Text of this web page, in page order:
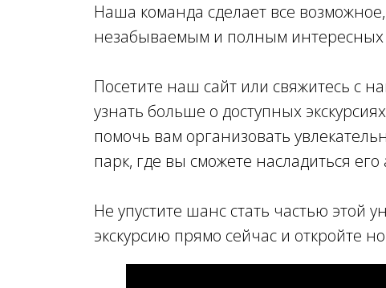
Наша команда сделает все
незабываемым и полным интересных
Посетите наш сайт или свяжитесь с
узнать больше о доступных
помочь вам организовать
парк, где вы сможете насладиться
Не упустите шанс стать частью этой
экскурсию прямо сейчас и откройте